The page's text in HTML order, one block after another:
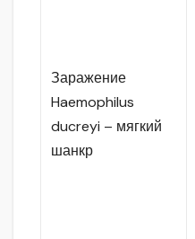
Заражение
Haemophilus
ducreyi – мягкий
шанкр